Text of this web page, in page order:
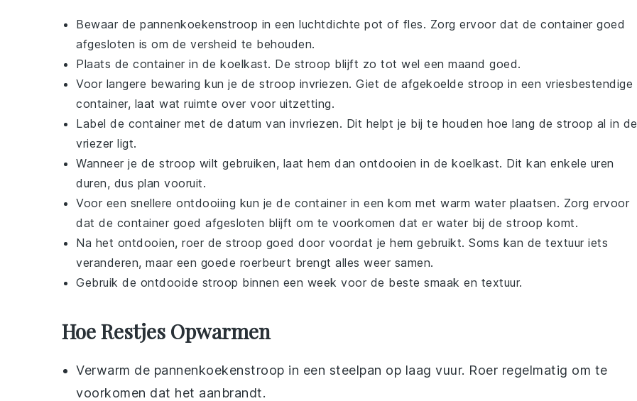
Bewaar de pannenkoekenstroop in een luchtdichte pot of fles. Zorg ervoor dat de container goed
afgesloten is om de versheid te behouden.
Plaats de container in de koelkast. De stroop blijft zo tot wel een maand goed.
Voor langere bewaring kun je de stroop invriezen. Giet de afgekoelde stroop in een vriesbestendige
container, laat wat ruimte over voor uitzetting.
Label de container met de datum van invriezen. Dit helpt je bij te houden hoe lang de stroop al in de
vriezer ligt.
Wanneer je de stroop wilt gebruiken, laat hem dan ontdooien in de koelkast. Dit kan enkele uren
duren, dus plan vooruit.
Voor een snellere ontdooiing kun je de container in een kom met warm water plaatsen. Zorg ervoor
dat de container goed afgesloten blijft om te voorkomen dat er water bij de stroop komt.
Na het ontdooien, roer de stroop goed door voordat je hem gebruikt. Soms kan de textuur iets
veranderen, maar een goede roerbeurt brengt alles weer samen.
Gebruik de ontdooide stroop binnen een week voor de beste smaak en textuur.
Hoe Restjes Opwarmen
Verwarm de pannenkoekenstroop in een steelpan op laag vuur. Roer regelmatig om te
voorkomen dat het aanbrandt.